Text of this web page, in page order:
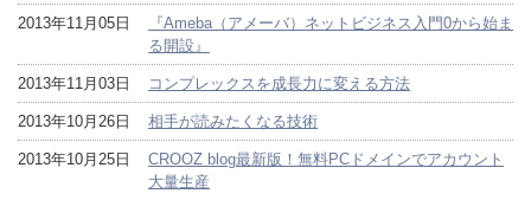
2013年11月05日
『Ameba（アメーバ）ネットビジネス入門0から始ま
る開設』
2013年11月03日 コンプレックスを成長力に変える方法
2013年10月26日 相手が読みたくなる技術
2013年10月25日
CROOZ blog最新版！無料PCドメインでアカウント
大量生産